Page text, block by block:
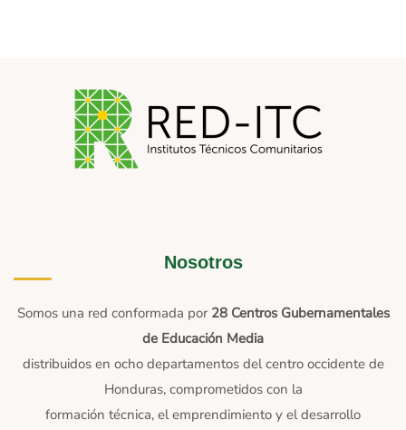
Nosotros
Somos una red conformada por 28 Centros Gubernamentales
de Educación Media
distribuidos en ocho departamentos del centro occidente de
Honduras, comprometidos con la
formación técnica, el emprendimiento y el desarrollo